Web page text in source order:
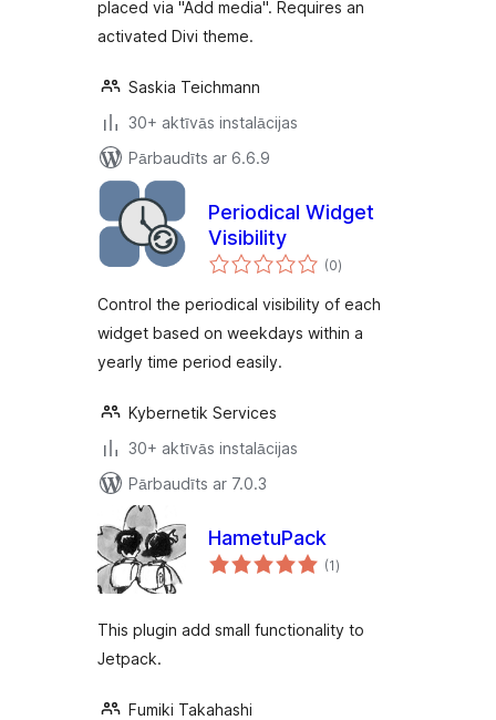
placed via "Add media". Requires an
activated Divi theme.
Saskia Teichmann
30+ aktīvās instalācijas
Pārbaudīts ar 6.6.9
Periodical Widget
Visibility
(0vērtējumu
kopsumma
)
Control the periodical visibility of each
widget based on weekdays within a
yearly time period easily.
Kybernetik Services
30+ aktīvās instalācijas
Pārbaudīts ar 7.0.3
HametuPack
(1vērtējumu
kopsumma
)
This plugin add small functionality to
Jetpack.
Fumiki Takahashi